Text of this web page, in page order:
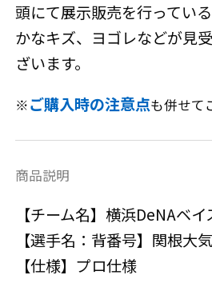
頭にて展示販売を行ってい
かなキズ、ヨゴレなどが見
ざいます。
※ご購入時の注意点も併せて
商品説明
【チーム名】横浜DeNAベ
【選手名：背番号】関根大気
【仕様】プロ仕様